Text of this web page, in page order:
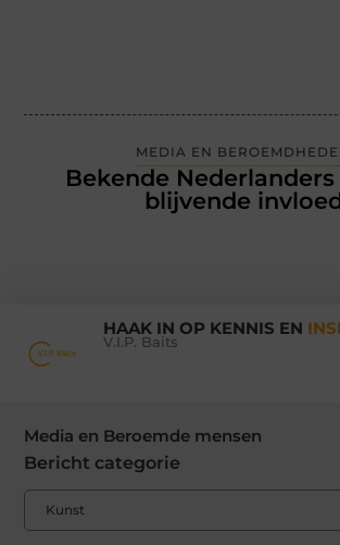
MEDIA EN
Bekende
blijvende invloed
HAAK IN OP KENNIS EN
V.I.P. Baits
Media en Beroemde mensen
Bericht categorie